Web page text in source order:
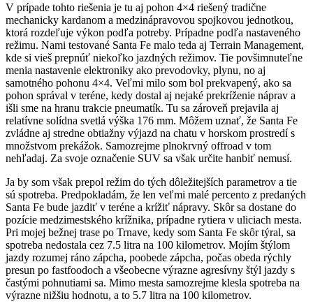
V prípade tohto riešenia je tu aj pohon 4×4 riešený tradične
mechanicky kardanom a medzinápravovou spojkovou jednotkou,
ktorá rozdeľuje výkon podľa potreby. Prípadne podľa nastaveného
režimu. Nami testované Santa Fe malo teda aj Terrain Management,
kde si vieš prepnúť niekoľko jazdných režimov. Tie povšimnuteľne
menia nastavenie elektroniky ako prevodovky, plynu, no aj
samotného pohonu 4×4. Veľmi milo som bol prekvapený, ako sa
pohon správal v teréne, kedy dostal aj nejaké prekríženie náprav a
išli sme na hranu trakcie pneumatík. Tu sa zároveň prejavila aj
relatívne solídna svetlá výška 176 mm. Môžem uznať, že Santa Fe
zvládne aj stredne obtiažny výjazd na chatu v horskom prostredí s
množstvom prekážok. Samozrejme plnokrvný offroad v tom
nehľadaj. Za svoje označenie SUV sa však určite hanbiť nemusí.
Ja by som však prepol režim do tých dôležitejších parametrov a tie
sú spotreba. Predpokladám, že len veľmi malé percento z predaných
Santa Fe bude jazdiť v teréne a krížiť nápravy. Skôr sa dostane do
pozície medzimestského krížnika, prípadne rytiera v uliciach mesta.
Pri mojej bežnej trase po Trnave, kedy som Santa Fe skôr týral, sa
spotreba nedostala cez 7.5 litra na 100 kilometrov. Mojím štýlom
jazdy rozumej ráno zápcha, poobede zápcha, počas obeda rýchly
presun po fastfoodoch a všeobecne výrazne agresívny štýl jazdy s
častými pohnutiami sa. Mimo mesta samozrejme klesla spotreba na
výrazne nižšiu hodnotu, a to 5.7 litra na 100 kilometrov.